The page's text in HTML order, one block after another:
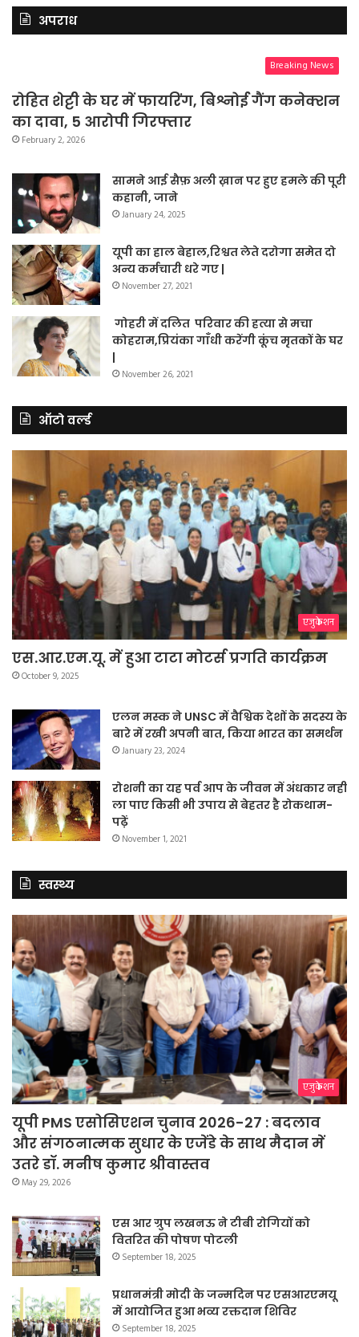
अपराध
Breaking News
रोहित शेट्टी के घर में फायरिंग, बिश्नोई गैंग कनेक्शन
का दावा, 5 आरोपी गिरफ्तार
February 2, 2026
सामने आई सैफ़ अली ख़ान पर हुए हमले की पूरी
कहानी, जाने
January 24, 2025
यूपी का हाल बेहाल,रिश्वत लेते दरोगा समेत दो
अन्य कर्मचारी धरे गए |
November 27, 2021
गोहरी में दलित परिवार की हत्या से मचा
कोहराम,प्रियंका गाँधी करेंगी कूंच मृतकों के घर
|
November 26, 2021
ऑटो वर्ल्ड
एजुकेशन
एस.आर.एम.यू. में हुआ टाटा मोटर्स प्रगति कार्यक्रम
October 9, 2025
एलन मस्क ने UNSC में वैश्विक देशों के सदस्य के
बारे में रखी अपनी बात, किया भारत का समर्थन
January 23, 2024
रोशनी का यह पर्व आप के जीवन में अंधकार नहीं
ला पाए किसी भी उपाय से बेहतर है रोकथाम-
पढ़ें
November 1, 2021
स्वस्थ्य
एजुकेशन
यूपी PMS एसोसिएशन चुनाव 2026-27 : बदलाव
और संगठनात्मक सुधार के एजेंडे के साथ मैदान में
उतरे डॉ. मनीष कुमार श्रीवास्तव
May 29, 2026
एस आर ग्रुप लखनऊ ने टीबी रोगियों को
वितरित की पोषण पोटली
September 18, 2025
प्रधानमंत्री मोदी के जन्मदिन पर एसआरएमयू
में आयोजित हुआ भव्य रक्तदान शिविर
September 18, 2025